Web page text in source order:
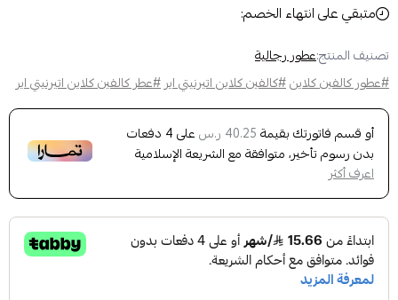
متبقي على انتهاء الخصم:
تصنيف المنتج:عطور رجالية
#عطور كالفين كلاين#كالفين كلاين اتيرنيتي اير#عطر كالفين كلاين اتيرنيتي اير
أو قسم فاتورتك بقيمة 40.25 ر.س على4 دفعات
بدون رسوم تأخير، متوافقة مع الشريعة الإسلامية
اعرف أكثر